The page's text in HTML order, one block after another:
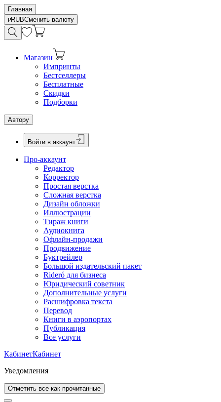
Главная
RUBСменить валюту
Магазин
Импринты
Бестселлеры
Бесплатные
Скидки
Подборки
Автору
Войти в аккаунт
Про-аккаунт
Редактор
Корректор
Простая верстка
Сложная верстка
Дизайн обложки
Иллюстрации
Тираж книги
Аудиокнига
Офлайн-продажи
Продвижение
Буктрейлер
Большой издательский пакет
Rideró для бизнеса
Юридический советник
Дополнительные услуги
Расшифровка текста
Перевод
Книги в аэропортах
Публикация
Все услуги
КабинетКабинет
Уведомления
Отметить все как прочитанные